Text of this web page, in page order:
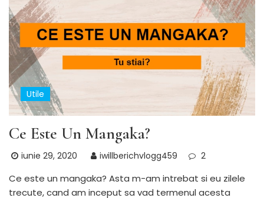
Utile
Ce Este Un Mangaka?
iunie 29, 2020 iwillberichvlogg459 2
Ce este un mangaka? Asta m-am intrebat si eu zilele
trecute, cand am inceput sa vad termenul acesta